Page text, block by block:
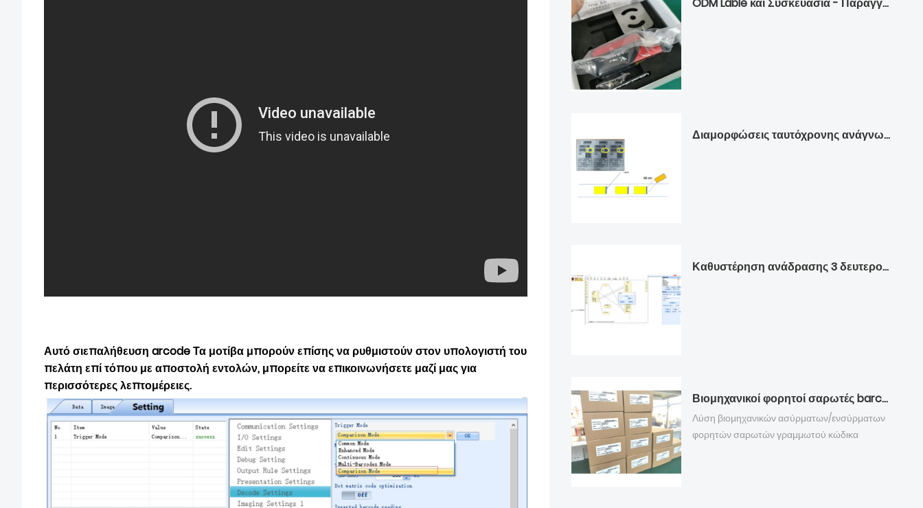
Αυτόσιεπαλήθευση arcodeΤα μοτίβα μπορούν επίσης να ρυθμιστούν στον υπολογιστή του
πελάτη επί τόπου με αποστολή εντολών, μπορείτε να επικοινωνήσετε μαζί μας για
περισσότερες λεπτομέρειες.
Διαμορφώσεις ταυτόχρονης ανάγνωσης πολλαπλών γραμμωτών κωδίκων κουτιών στη ζώνη μεταφοράς
Καθυστέρηση ανάδρασης 3 δευτερολέπτων Επίδειξη διαμορφώσεων
Βιομηχανικοί φορητοί σαρωτές barcode που αποστέλλονται σε πελάτη στην Ευρώπη
Λύση βιομηχανικών ασύρματων/ενσύρματων
φορητών σαρωτών γραμμωτού κώδικα